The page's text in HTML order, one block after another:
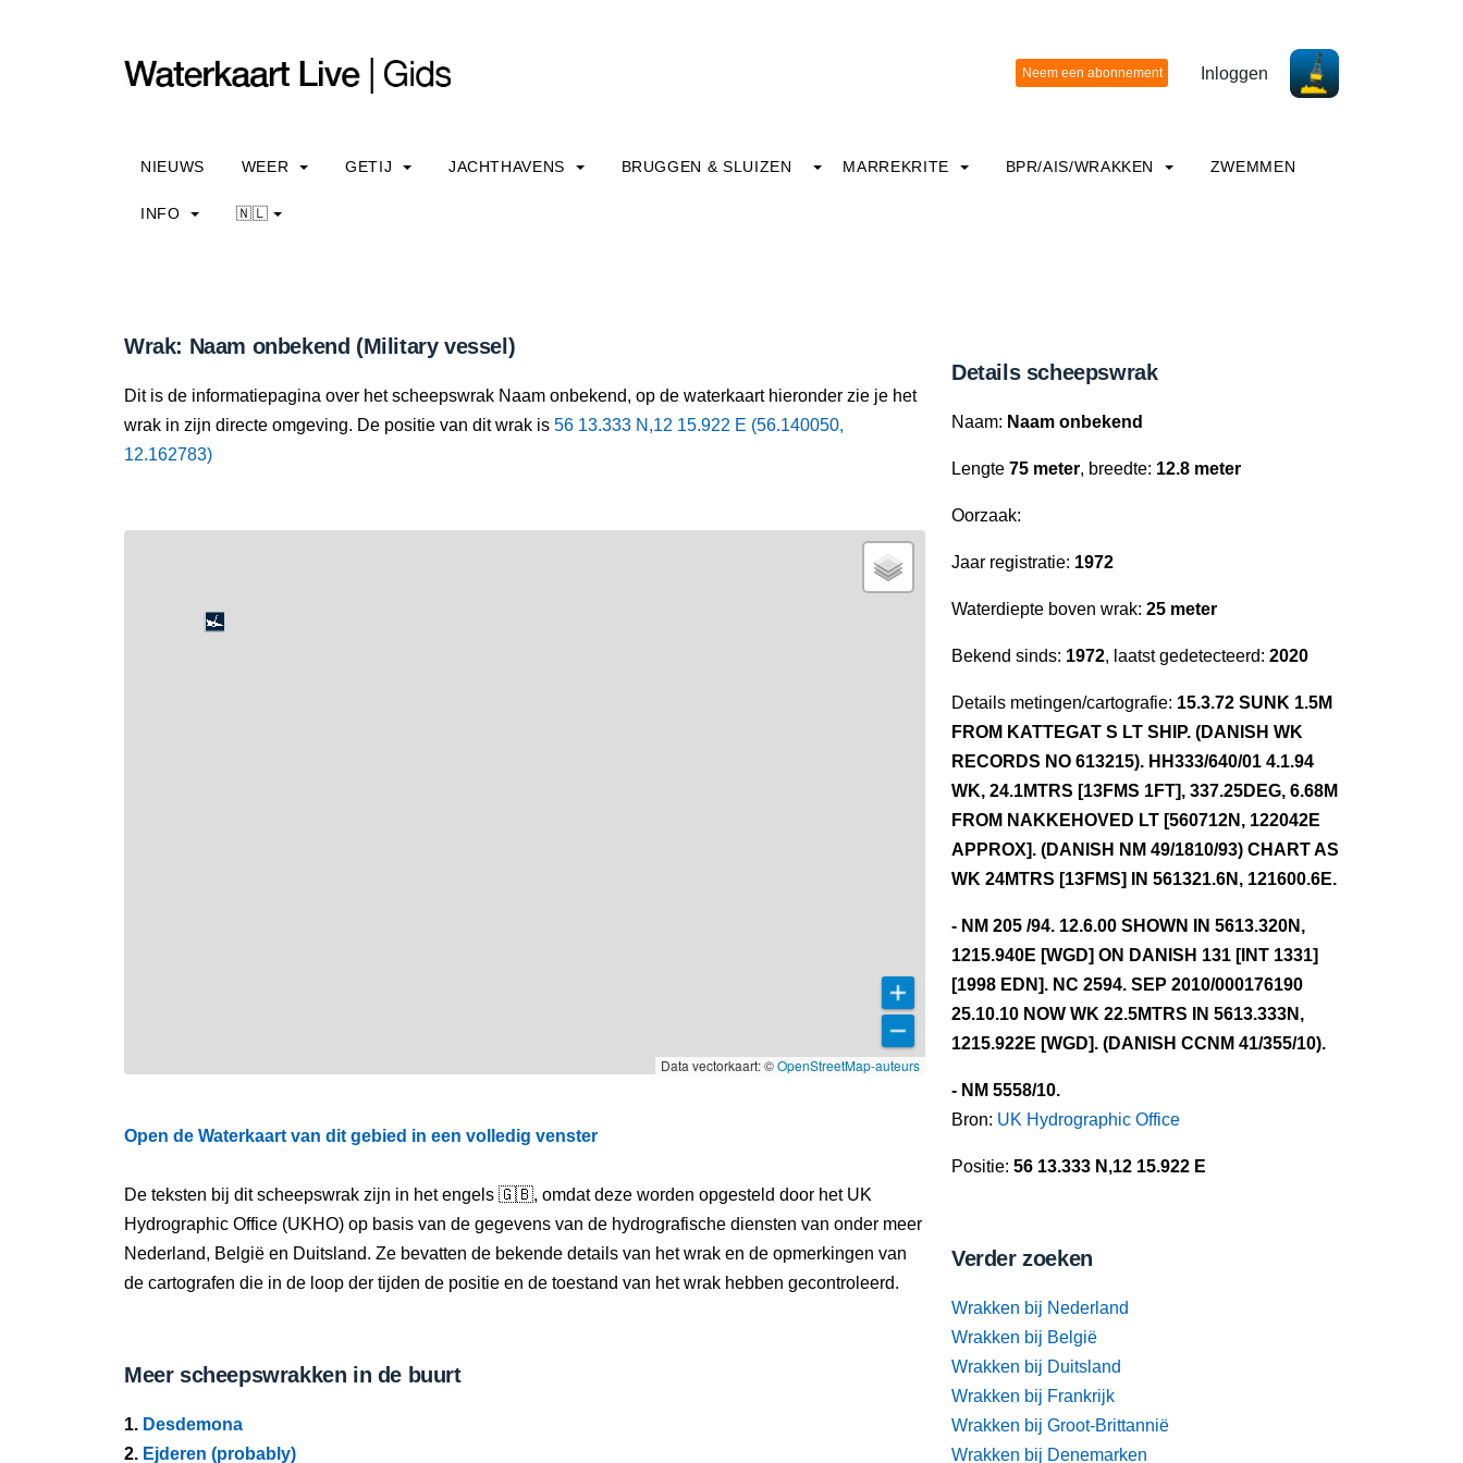
Inloggen
NIEUWS WEER GETIJ JACHTHAVENS BRUGGEN & SLUIZEN MARREKRITE BPR/AIS/WRAKKEN ZWEMMEN
INFO 🇳🇱
Wrak: Naam onbekend (Military vessel)
Dit is de informatiepagina over het scheepswrak Naam onbekend, op de waterkaart hieronder zie je het
wrak in zijn directe omgeving. De positie van dit wrak is 56 13.333 N,12 15.922 E (56.140050,
12.162783)
Data vectorkaart: ©OpenStreetMap-auteurs
Open de Waterkaart van dit gebied in een volledig venster
De teksten bij dit scheepswrak zijn in het engels 🇬🇧, omdat deze worden opgesteld door het UK
Hydrographic Office (UKHO) op basis van de gegevens van de hydrografische diensten van onder meer
Nederland, België en Duitsland. Ze bevatten de bekende details van het wrak en de opmerkingen van
de cartografen die in de loop der tijden de positie en de toestand van het wrak hebben gecontroleerd.
Meer scheepswrakken in de buurt
1. Desdemona
2. Ejderen (probably)
Details scheepswrak
Naam: Naam onbekend
Lengte 75 meter, breedte: 12.8 meter
Oorzaak:
Jaar registratie: 1972
Waterdiepte boven wrak: 25 meter
Bekend sinds: 1972, laatst gedetecteerd: 2020
Details metingen/cartografie: 15.3.72 SUNK 1.5M
FROM KATTEGAT S LT SHIP. (DANISH WK
RECORDS NO 613215). HH333/640/01 4.1.94
WK, 24.1MTRS [13FMS 1FT], 337.25DEG, 6.68M
FROM NAKKEHOVED LT [560712N, 122042E
APPROX]. (DANISH NM 49/1810/93) CHART AS
WK 24MTRS [13FMS] IN 561321.6N, 121600.6E.
- NM 205 /94. 12.6.00 SHOWN IN 5613.320N,
1215.940E [WGD] ON DANISH 131 [INT 1331]
[1998 EDN]. NC 2594. SEP 2010/000176190
25.10.10 NOW WK 22.5MTRS IN 5613.333N,
1215.922E [WGD]. (DANISH CCNM 41/355/10).
- NM 5558/10.
Bron: UK Hydrographic Office
Positie: 56 13.333 N,12 15.922 E
Verder zoeken
Wrakken bij Nederland
Wrakken bij België
Wrakken bij Duitsland
Wrakken bij Frankrijk
Wrakken bij Groot-Brittannië
Wrakken bij Denemarken